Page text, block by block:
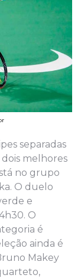
separadas
melhores
no grupo
O duelo
e
O
é
ainda é
Makey